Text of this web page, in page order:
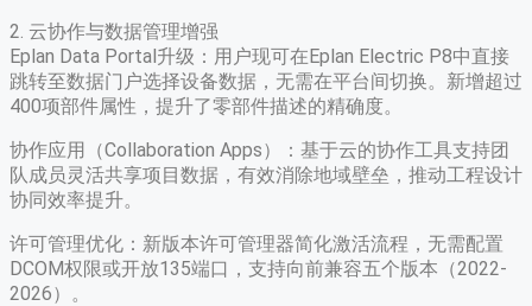
2. 云协作与数据管理增强
​Eplan Data Portal升级​：用户现可在Eplan Electric P8中直接
跳转至数据门户选择设备数据，无需在平台间切换。新增超过
400项部件属性，提升了零部件描述的精确度。
​协作应用（Collaboration Apps）​​：基于云的协作工具支持团
队成员灵活共享项目数据，有效消除地域壁垒，推动工程设计
协同效率提升。
​许可管理优化​：新版本许可管理器简化激活流程，无需配置
DCOM权限或开放135端口，支持向前兼容五个版本（2022-
2026）。